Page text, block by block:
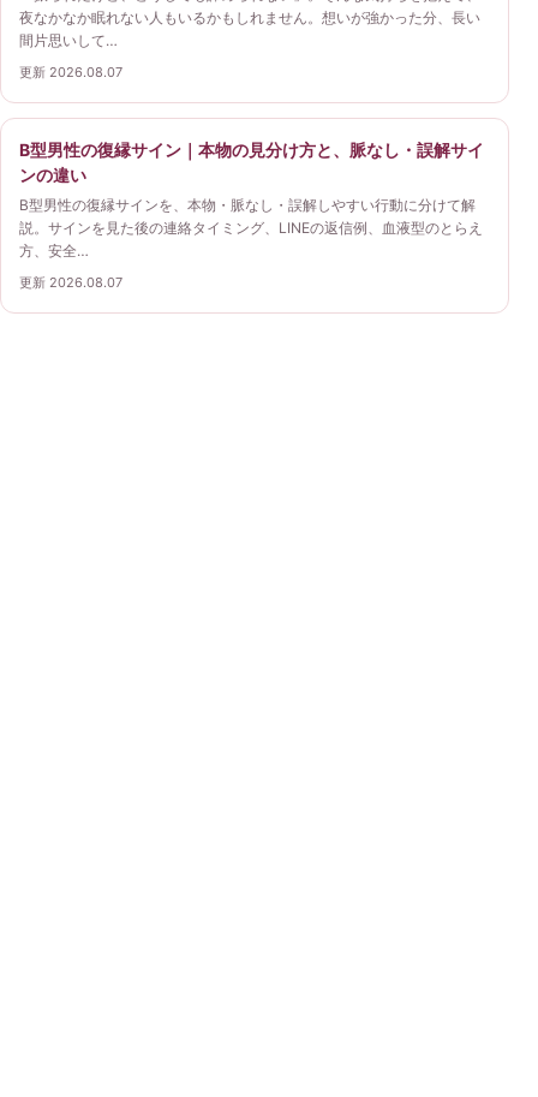
夜なかなか眠れない人もいるかもしれません。想いが強かった分、長い
間片思いして…
更新 2026.08.07
B型男性の復縁サイン｜本物の見分け方と、脈なし・誤解サイ
ンの違い
B型男性の復縁サインを、本物・脈なし・誤解しやすい行動に分けて解
説。サインを見た後の連絡タイミング、LINEの返信例、血液型のとらえ
方、安全…
更新 2026.08.07